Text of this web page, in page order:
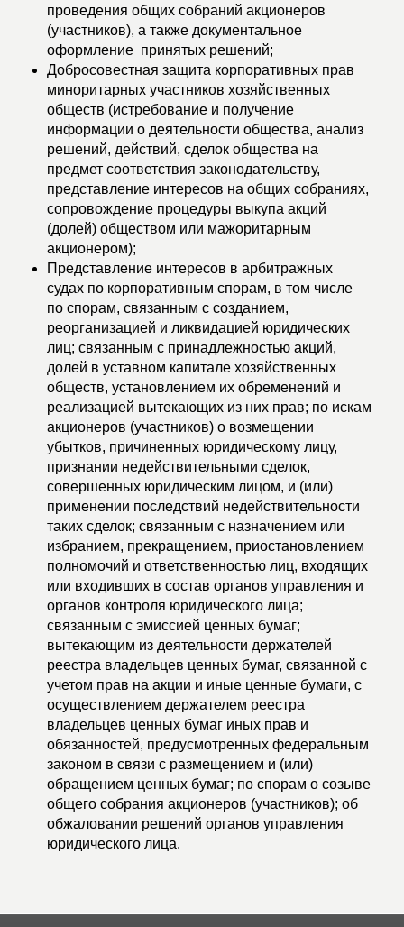
проведения общих собраний акционеров
(участников), а также документальное
оформление принятых решений;
Добросовестная защита корпоративных прав
миноритарных участников хозяйственных
обществ (истребование и получение
информации о деятельности общества, анализ
решений, действий, сделок общества на
предмет соответствия законодательству,
представление интересов на общих собраниях,
сопровождение процедуры выкупа акций
(долей) обществом или мажоритарным
акционером);
Представление интересов в арбитражных
судах по корпоративным спорам, в том числе
по спорам, связанным с созданием,
реорганизацией и ликвидацией юридических
лиц; связанным с принадлежностью акций,
долей в уставном капитале хозяйственных
обществ, установлением их обременений и
реализацией вытекающих из них прав; по искам
акционеров (участников) о возмещении
убытков, причиненных юридическому лицу,
признании недействительными сделок,
совершенных юридическим лицом, и (или)
применении последствий недействительности
таких сделок; связанным с назначением или
избранием, прекращением, приостановлением
полномочий и ответственностью лиц, входящих
или входивших в состав органов управления и
органов контроля юридического лица;
связанным с эмиссией ценных бумаг;
вытекающим из деятельности держателей
реестра владельцев ценных бумаг, связанной с
учетом прав на акции и иные ценные бумаги, с
осуществлением держателем реестра
владельцев ценных бумаг иных прав и
обязанностей, предусмотренных федеральным
законом в связи с размещением и (или)
обращением ценных бумаг; по спорам о созыве
общего собрания акционеров (участников); об
обжаловании решений органов управления
юридического лица.